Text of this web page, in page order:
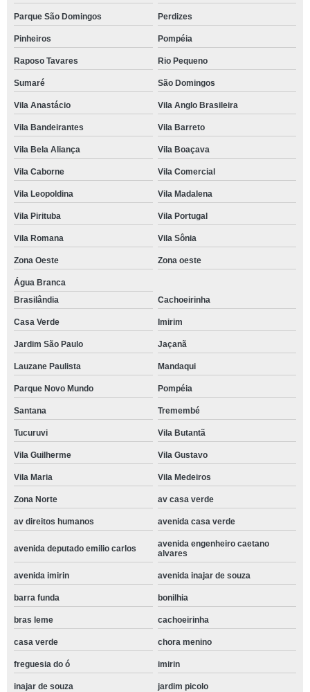
Parque São Domingos Perdizes
Pinheiros Pompéia
Raposo Tavares Rio Pequeno
Sumaré São Domingos
Vila Anastácio Vila Anglo Brasileira
Vila Bandeirantes Vila Barreto
Vila Bela Aliança Vila Boaçava
Vila Caborne Vila Comercial
Vila Leopoldina Vila Madalena
Vila Pirituba Vila Portugal
Vila Romana Vila Sônia
Zona Oeste Zona oeste
Água Branca
Brasilândia
Cachoeirinha
Casa Verde Imirim
Jardim São Paulo Jaçanã
Lauzane Paulista Mandaqui
Parque Novo Mundo Pompéia
Santana Tremembé
Tucuruvi Vila Butantã
Vila Guilherme Vila Gustavo
Vila Maria Vila Medeiros
Zona Norte av casa verde
av direitos humanos avenida casa verde
avenida deputado emilio carlos
avenida engenheiro caetano
alvares
avenida imirin avenida inajar de souza
barra funda bonilhia
bras leme cachoeirinha
casa verde chora menino
freguesia do ó imirin
inajar de souza jardim picolo